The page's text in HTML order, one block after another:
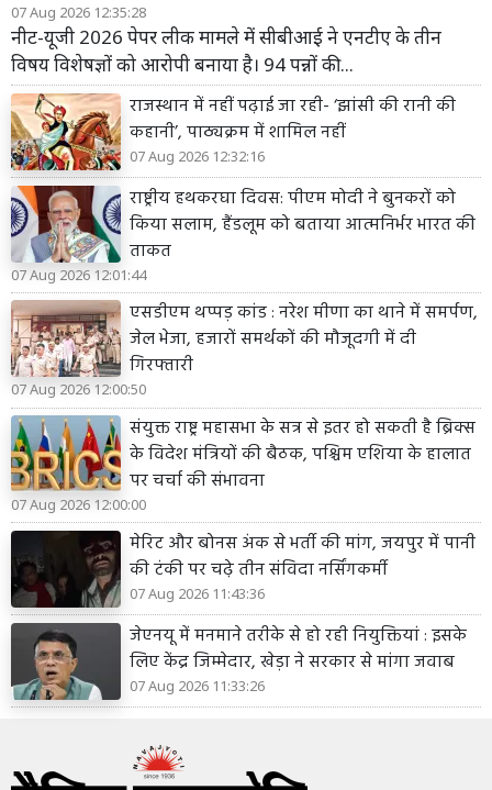
07 Aug 2026 12:35:28
नीट-यूजी 2026 पेपर लीक मामले में सीबीआई ने एनटीए के तीन
विषय विशेषज्ञों को आरोपी बनाया है। 94 पन्नों की...
राजस्थान में नहीं पढ़ाई जा रही- ‘झांसी की रानी की
कहानी’, पाठ्यक्रम में शामिल नहीं
07 Aug 2026 12:32:16
राष्ट्रीय हथकरघा दिवस: पीएम मोदी ने बुनकरों को
किया सलाम, हैंडलूम को बताया आत्मनिर्भर भारत की
ताकत
07 Aug 2026 12:01:44
एसडीएम थप्पड़ कांड : नरेश मीणा का थाने में समर्पण,
जेल भेजा, हजारों समर्थकों की मौजूदगी में दी
गिरफ्तारी
07 Aug 2026 12:00:50
संयुक्त राष्ट्र महासभा के सत्र से इतर हो सकती है ब्रिक्स
के विदेश मंत्रियों की बैठक, पश्चिम एशिया के हालात
पर चर्चा की संभावना
07 Aug 2026 12:00:00
मेरिट और बोनस अंक से भर्ती की मांग, जयपुर में पानी
की टंकी पर चढ़े तीन संविदा नर्सिंगकर्मी
07 Aug 2026 11:43:36
जेएनयू में मनमाने तरीके से हो रही नियुक्तियां : इसके
लिए केंद्र जिम्मेदार, खेड़ा ने सरकार से मांगा जवाब
07 Aug 2026 11:33:26